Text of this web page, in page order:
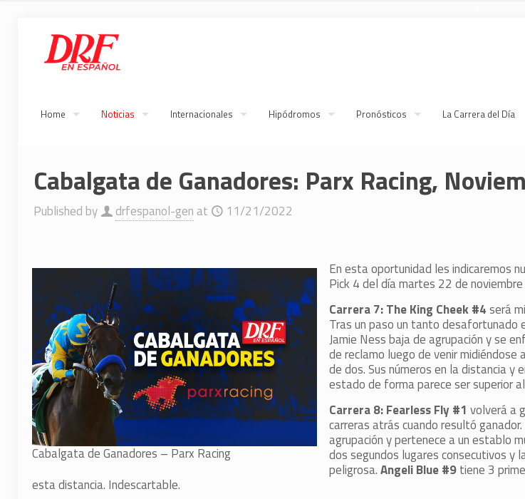
Home Noticias Internacionales Hipódromos Pronósticos La Carrera del Día
Cabalgata de Ganadores: Parx Racing,
Published by drfespanol-gen at 11/21/2022
Cabalgata de Ganadores – Parx Racing
En esta oportunidad les indicaremos
Pick 4 del día martes 22 de
Carrera 7: The King Cheek #4será
Tras un paso un tanto
Jamie Ness baja de agrupación y se
de reclamo luego de venir
de dos. Sus números en la distancia y
estado de forma parece ser superior
Carrera 8: Fearless Fly #1 volverá a
carreras atrás cuando resultó ganador.
agrupación y pertenece a un establo
dos segundos lugares consecutivos y
peligrosa.Angeli Blue #9tiene 3
esta distancia. Indescartable.